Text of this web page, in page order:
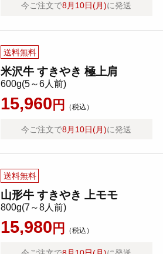
今ご注文で8月10日(月)に発送
送料無料
米沢牛 すきやき 極上肩
600g(5～6人前)
15,960 円 （税込）
今ご注文で8月10日(月)に発送
送料無料
山形牛 すきやき 上モモ
800g(7～8人前)
15,980 円 （税込）